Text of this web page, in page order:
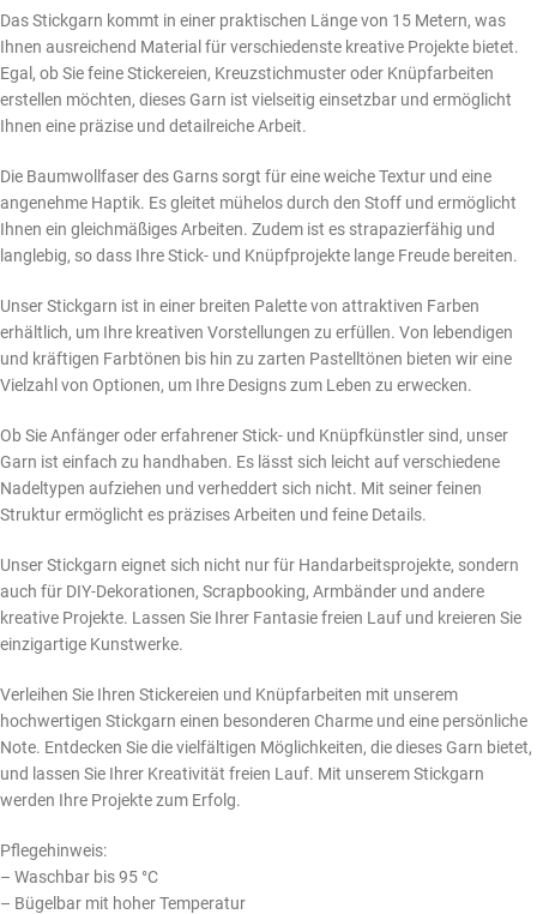
Das Stickgarn kommt in einer praktischen Länge von 15 Metern, was
Ihnen ausreichend Material für verschiedenste kreative Projekte bietet.
Egal, ob Sie feine Stickereien, Kreuzstichmuster oder Knüpfarbeiten
erstellen möchten, dieses Garn ist vielseitig einsetzbar und ermöglicht
Ihnen eine präzise und detailreiche Arbeit.
Die Baumwollfaser des Garns sorgt für eine weiche Textur und eine
angenehme Haptik. Es gleitet mühelos durch den Stoff und ermöglicht
Ihnen ein gleichmäßiges Arbeiten. Zudem ist es strapazierfähig und
langlebig, so dass Ihre Stick- und Knüpfprojekte lange Freude bereiten.
Unser Stickgarn ist in einer breiten Palette von attraktiven Farben
erhältlich, um Ihre kreativen Vorstellungen zu erfüllen. Von lebendigen
und kräftigen Farbtönen bis hin zu zarten Pastelltönen bieten wir eine
Vielzahl von Optionen, um Ihre Designs zum Leben zu erwecken.
Ob Sie Anfänger oder erfahrener Stick- und Knüpfkünstler sind, unser
Garn ist einfach zu handhaben. Es lässt sich leicht auf verschiedene
Nadeltypen aufziehen und verheddert sich nicht. Mit seiner feinen
Struktur ermöglicht es präzises Arbeiten und feine Details.
Unser Stickgarn eignet sich nicht nur für Handarbeitsprojekte, sondern
auch für DIY-Dekorationen, Scrapbooking, Armbänder und andere
kreative Projekte. Lassen Sie Ihrer Fantasie freien Lauf und kreieren Sie
einzigartige Kunstwerke.
Verleihen Sie Ihren Stickereien und Knüpfarbeiten mit unserem
hochwertigen Stickgarn einen besonderen Charme und eine persönliche
Note. Entdecken Sie die vielfältigen Möglichkeiten, die dieses Garn bietet,
und lassen Sie Ihrer Kreativität freien Lauf. Mit unserem Stickgarn
werden Ihre Projekte zum Erfolg.
Pflegehinweis:
– Waschbar bis 95 °C
– Bügelbar mit hoher Temperatur